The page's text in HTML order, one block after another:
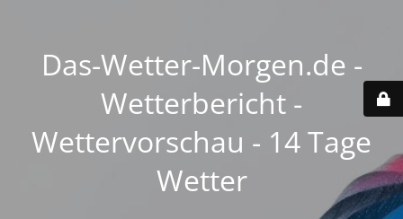
Das-Wetter-Morgen.de -
Wetterbericht -
Wettervorschau - 14 Tage
Wetter